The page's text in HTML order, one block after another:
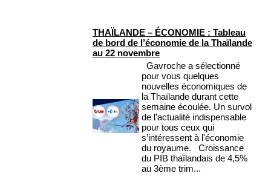
THAÏLANDE – ÉCONOMIE : Tableau
de bord de l’économie de la Thaïlande
au 22 novembre
Gavroche a sélectionné
pour vous quelques
nouvelles économiques de
la Thaïlande durant cette
semaine écoulée. Un survol
de l’actualité indispensable
pour tous ceux qui
s’intéressent à l'économie
du royaume. Croissance
du PIB thaïlandais de 4,5%
au 3ème trim...